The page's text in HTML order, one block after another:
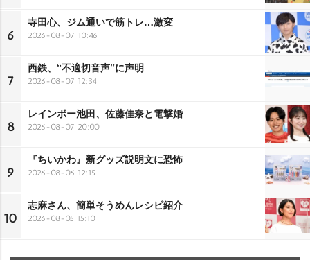
6
寺田心、ジム通いで筋トレ…激変
2026-08-07 10:46
7
西鉄、“不適切音声”に声明
2026-08-07 12:34
8
レインボー池田、佐藤佳奈と電撃婚
2026-08-07 20:00
9
『ちいかわ』新グッズ説明文に恐怖
2026-08-06 12:15
10
志麻さん、簡単そうめんレシピ紹介
2026-08-05 15:10